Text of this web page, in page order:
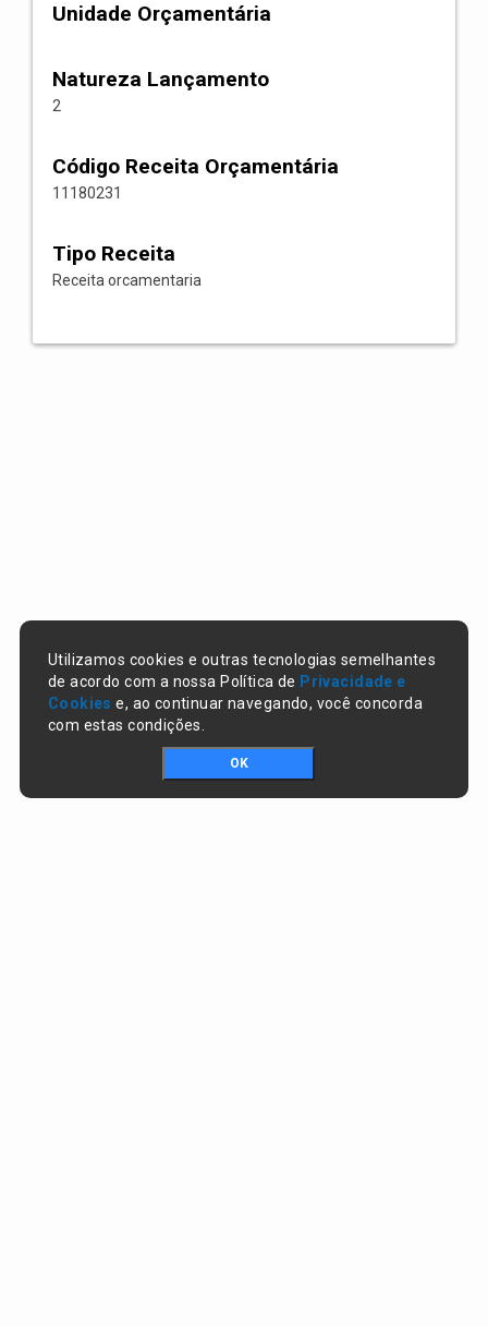
Unidade Orçamentária
Natureza Lançamento
2
Código Receita Orçamentária
11180231
Tipo Receita
Receita orcamentaria
Utilizamos cookies e outras tecnologias semelhantes
de acordo com a nossa Política de Privacidade e
Cookies e, ao continuar navegando, você concorda
com estas condições.
OK